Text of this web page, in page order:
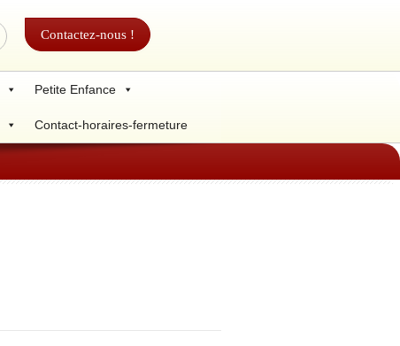
Contactez-nous !
Petite Enfance
Contact-horaires-fermeture